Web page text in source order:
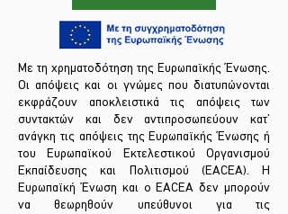
Με τη χρηματοδότηση της Ευρωπαϊκής Ένωσης.
Οι απόψεις και οι γνώμες που διατυπώνονται
εκφράζουν αποκλειστικά τις απόψεις των
συντακτών και δεν αντιπροσωπεύουν κατ’
ανάγκη τις απόψεις της Ευρωπαϊκής Ένωσης ή
του Ευρωπαϊκού Εκτελεστικού Οργανισμού
Εκπαίδευσης και Πολιτισμού (EACEA). Η
Ευρωπαϊκή Ένωση και ο EACEA δεν μπορούν
να θεωρηθούν υπεύθυνοι για τις